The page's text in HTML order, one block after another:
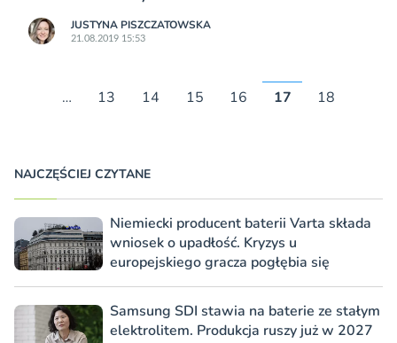
JUSTYNA PISZCZATOWSKA
21.08.2019 15:53
… 13 14 15 16 17 18
NAJCZĘŚCIEJ CZYTANE
Niemiecki producent baterii Varta składa
wniosek o upadłość. Kryzys u
europejskiego gracza pogłębia się
Samsung SDI stawia na baterie ze stałym
elektrolitem. Produkcja ruszy już w 2027